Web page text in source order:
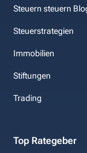
Steuern steuern
Steuerstrategien
Immobilien
Stiftungen
Trading
Top Rategeber